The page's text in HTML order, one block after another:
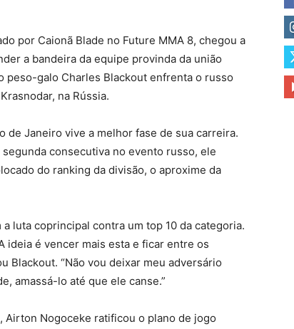
por Caionã Blade no Future MMA 8, chegou a
a bandeira da equipe provinda da união
peso-galo Charles Blackout enfrenta o russo
na Rússia.
de Janeiro vive a melhor fase de sua carreira.
consecutiva no evento russo, ele
do ranking da divisão, o aproxime da
luta coprincipal contra um top 10 da categoria.
ideia é vencer mais esta e ficar entre os
Blackout. “Não vou deixar meu adversário
amassá-lo até que ele canse.”
Airton Nogoceke ratificou o plano de jogo